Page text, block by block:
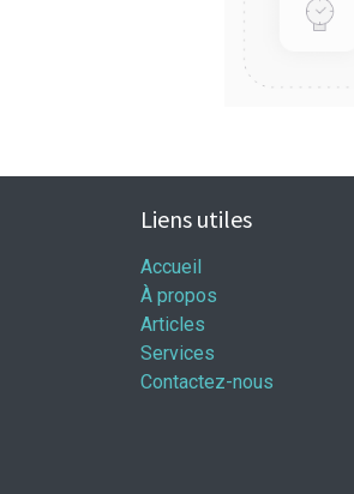
Liens utiles
Accueil
À propos
Articles
Services
Contactez-nous